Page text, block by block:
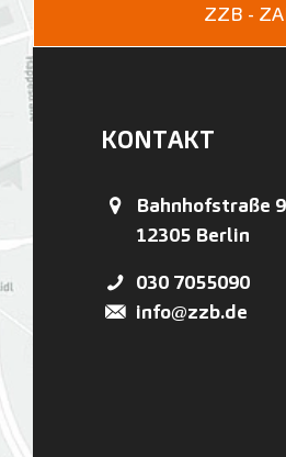
ZZB -
KONTAKT
Bahnhofstraße 9
12305 Berlin
030 7055090
info@zzb.de